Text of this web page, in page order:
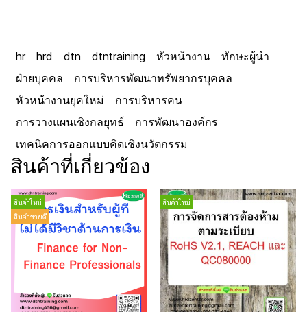
hr hrd dtn dtntraining หัวหน้างาน
ทักษะผู้นำ
ฝ่ายบุคคล
การบริหารพัฒนาทรัพยากรบุคคล
หัวหน้างานยุคใหม่
การบริหารคน
การวางแผนเชิงกลยุทธ์
การพัฒนาองค์กร
เทคนิคการออกแบบคิดเชิงนวัตกรรม
สินค้าที่เกี่ยวข้อง
สินค้าใหม่
สินค้าขายดี
สินค้าใหม่